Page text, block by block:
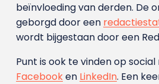
beïnvloeding van derden. De
geborgd door een
wordt bijgestaan door een
Punt is ook te vinden op social
Facebooken LinkedIn. Een